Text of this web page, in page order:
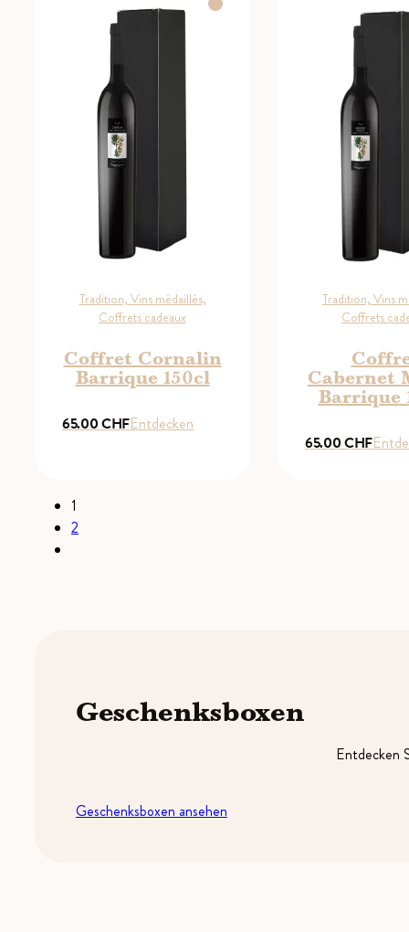
Tradition, Vins médaillés,
Coffrets cadeaux
Coffret Cornalin
Barrique 150cl
65.00CHFEntdecken
Tradition, Vins
Coffrets
Cabernet
Barrique
65.00CHF
1
2
Geschenksboxen
Entdecken
Geschenksboxen ansehen